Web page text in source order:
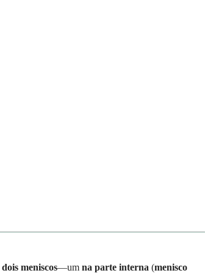
dois meniscos—um na parte interna (menisco